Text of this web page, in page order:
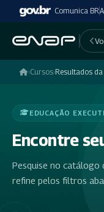
Comunica BR
›Cursos›Resultados
EDUCAÇÃO
Encontre
Pesquise no catálogo
refine pelos filtros